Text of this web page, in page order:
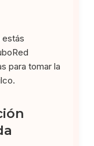
estás
para tomar la